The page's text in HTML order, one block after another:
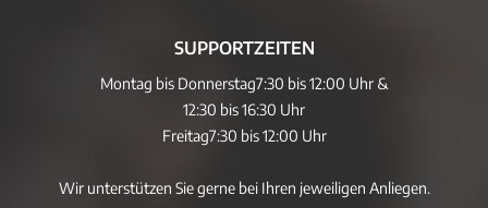
SUPPORTZEITEN
Montag bis Donnerstag7:30 bis 12:00 Uhr &
12:30 bis 16:30 Uhr
Freitag7:30 bis 12:00 Uhr
Wir unterstützen Sie gerne bei Ihren jeweiligen Anliegen.